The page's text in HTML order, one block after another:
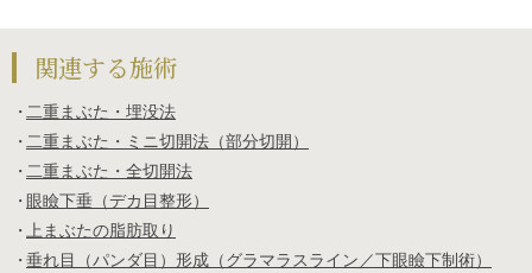
関連する施術
二重まぶた・埋没法
二重まぶた・ミニ切開法（部分切開）
二重まぶた・全切開法
眼瞼下垂（デカ目整形）
上まぶたの脂肪取り
垂れ目（パンダ目）形成（グラマラスライン／下眼瞼下制術）